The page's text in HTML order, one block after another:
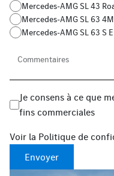
Mercedes-AMG SL 43
Mercedes-AMG SL 63
Mercedes-AMG SL 63 S
Commentaires
Je consens à ce que
fins commerciales
Voir la Politique de
Envoyer